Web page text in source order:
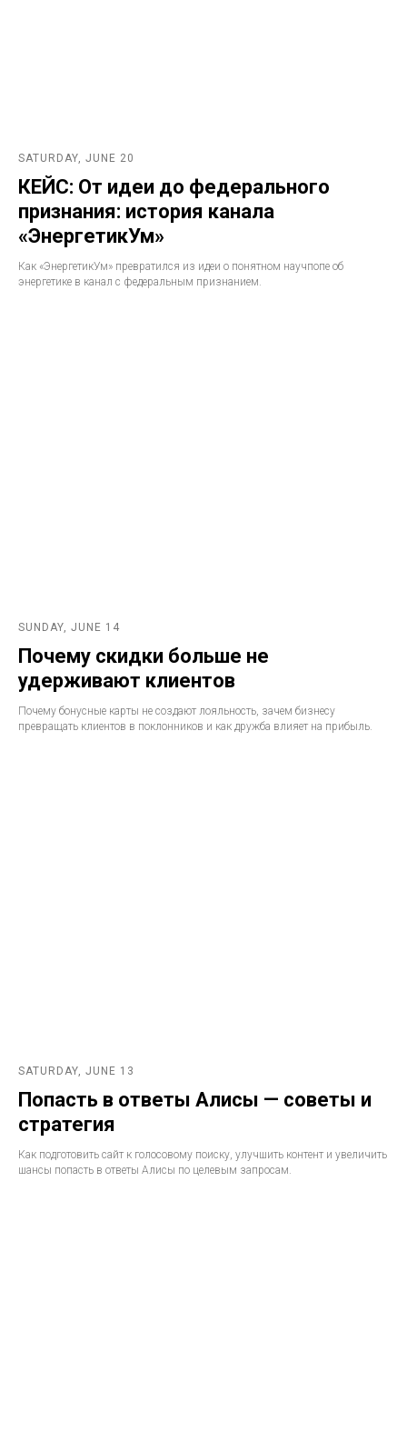
SATURDAY, JUNE 20
КЕЙС: От идеи до федерального
признания: история канала
«ЭнергетикУм»
Как «ЭнергетикУм» превратился из идеи о понятном научпопе об
энергетике в канал с федеральным признанием.
SUNDAY, JUNE 14
Почему скидки больше не
удерживают клиентов
Почему бонусные карты не создают лояльность, зачем бизнесу
превращать клиентов в поклонников и как дружба влияет на прибыль.
SATURDAY, JUNE 13
Попасть в ответы Алисы — советы и
стратегия
Как подготовить сайт к голосовому поиску, улучшить контент и увеличить
шансы попасть в ответы Алисы по целевым запросам.